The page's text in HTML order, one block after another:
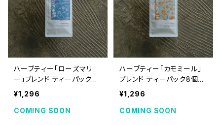
ハーブティー「ローズマリ
ー」ブレンド ティーパック8
個入り
¥1,296
COMING SOON
ハーブティー「カモミール」
ブレンド ティーパック8個入
り
¥1,296
COMING SOON